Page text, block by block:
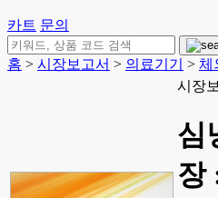
카트 문의
홈 > 시장보고서 > 의료기기 > 체
시장
심
장